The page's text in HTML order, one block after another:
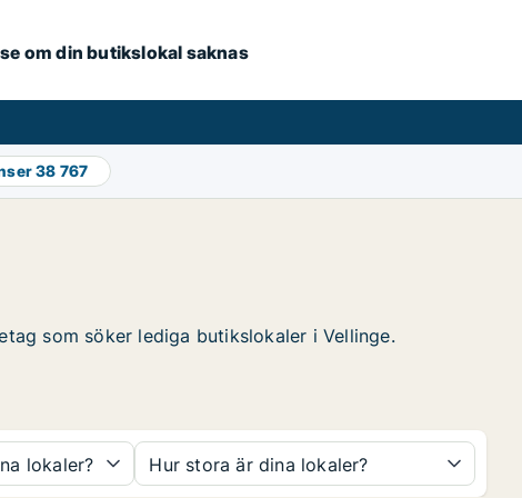
om din butikslokal saknas
38 767
som söker lediga butikslokaler i Vellinge.
lokaler? Hur stora är dina lokaler?